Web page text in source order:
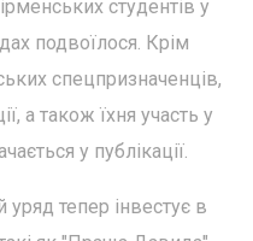
студентів у
подвоїлося. Крім
спецпризначенців,
а також їхня участь у
у публікації.
тепер інвестує в